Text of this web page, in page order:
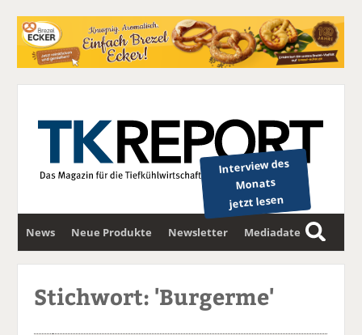
Interview des
Monats
jetzt lesen
News Neue Produkte Newsletter Mediadaten
S
u
Stichwort: 'Burgerme'